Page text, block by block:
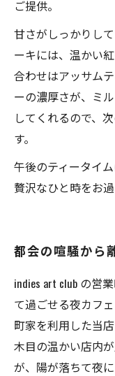
ご提供。
甘さがしっかりし
ーキには、温かい
合わせはアッサム
ーの濃厚さが、ミ
してくれるので、
す。
午後のティータイ
贅沢なひと時をお
都会の喧騒から
indies art club の営
て過ごせる夜カフ
町家を利用した当
木目の温かい店内
が、陽が落ちて夜